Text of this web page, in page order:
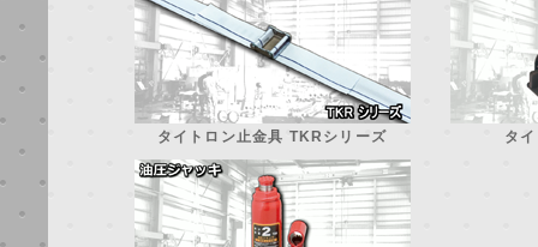
タイトロン止金具 TKRシリーズ タ